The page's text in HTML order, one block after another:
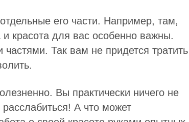
его части. Например, там,
красота для вас особенно важны.
Так вам не придется тратить
Вы практически ничего не
А что может